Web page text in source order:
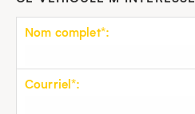
Nom complet*:
Courriel*: